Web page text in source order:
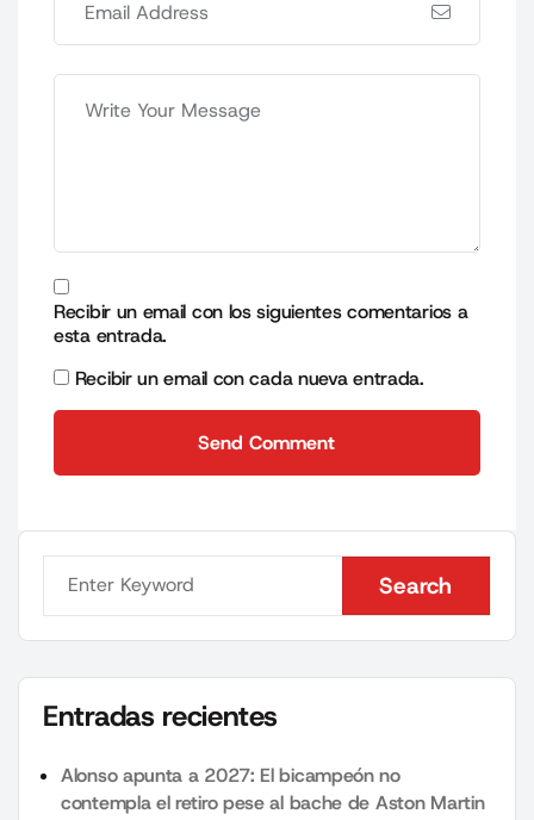
Recibir un email con los siguientes comentarios a
esta entrada.
Recibir un email con cada nueva entrada.
Send Comment
Search
Search
Entradas recientes
Alonso apunta a 2027: El bicampeón no
contempla el retiro pese al bache de Aston Martin